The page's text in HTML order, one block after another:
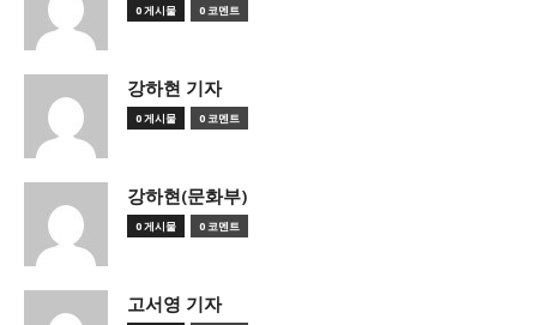
0 게시물 0 코멘트
강하현 기자
0 게시물 0 코멘트
강하현(문화부)
0 게시물 0 코멘트
고서영 기자